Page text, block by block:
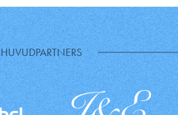
HUVUDPARTNERS